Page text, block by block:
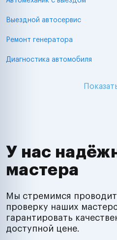
Выездной автосервис
Ремонт генератора
Диагностика автомобиля
У нас
мастера
Мы стремимся
проверку наших
гарантировать
доступной цене.